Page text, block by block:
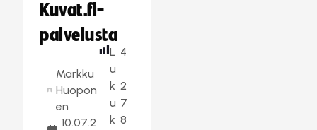
Kuvat.fi-
palvelusta
Markku
Huopon
en
10.07.2
L
u
k
u
k
4
2
7
8